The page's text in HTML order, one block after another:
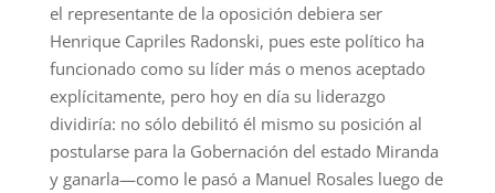
el representante de la oposición debiera ser
Henrique Capriles Radonski, pues este político ha
funcionado como su líder más o menos aceptado
explícitamente, pero hoy en día su liderazgo
dividiría: no sólo debilitó él mismo su posición al
postularse para la Gobernación del estado Miranda
y ganarla—como le pasó a Manuel Rosales luego de